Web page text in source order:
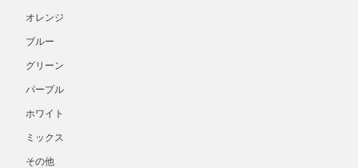
オレンジ
ブルー
グリーン
パープル
ホワイト
ミックス
その他